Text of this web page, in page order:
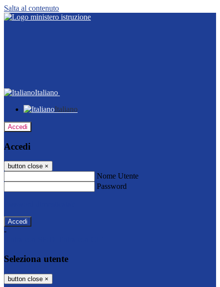
Salta al contenuto
Italiano
Italiano
Accedi
Accedi
button close ×
Nome Utente
Password
-
Seleziona utente
button close ×